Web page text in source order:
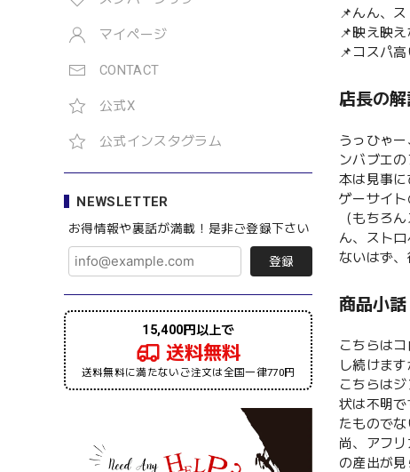
マイページ
CONTACT
公式X
公式インスタグラム
NEWSLETTER
お得情報や裏話が満載！是非ご登録下さい
登録
15,400円以上で
送料無料
送料無料に満たないご注文は全国一律770円
📌んん、
📌映え映
📌コスパ
店長の
うっひゃ
ンバブエ
本は見事に
ゲーサイ
（もちろ
ん、スト
ないはず、
商品小話
こちらは
し続けま
こちらは
状は不明
たもので
尚、アフ
の産出が